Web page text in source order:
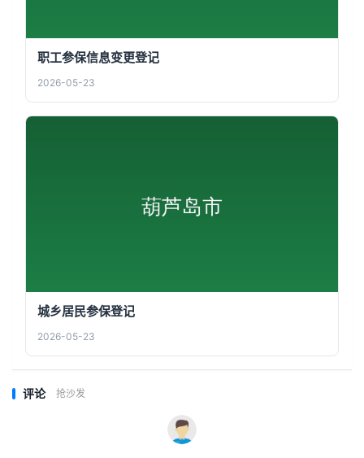
职工参保信息变更登记
2026-05-23
城乡居民参保登记
2026-05-23
评论 抢沙发